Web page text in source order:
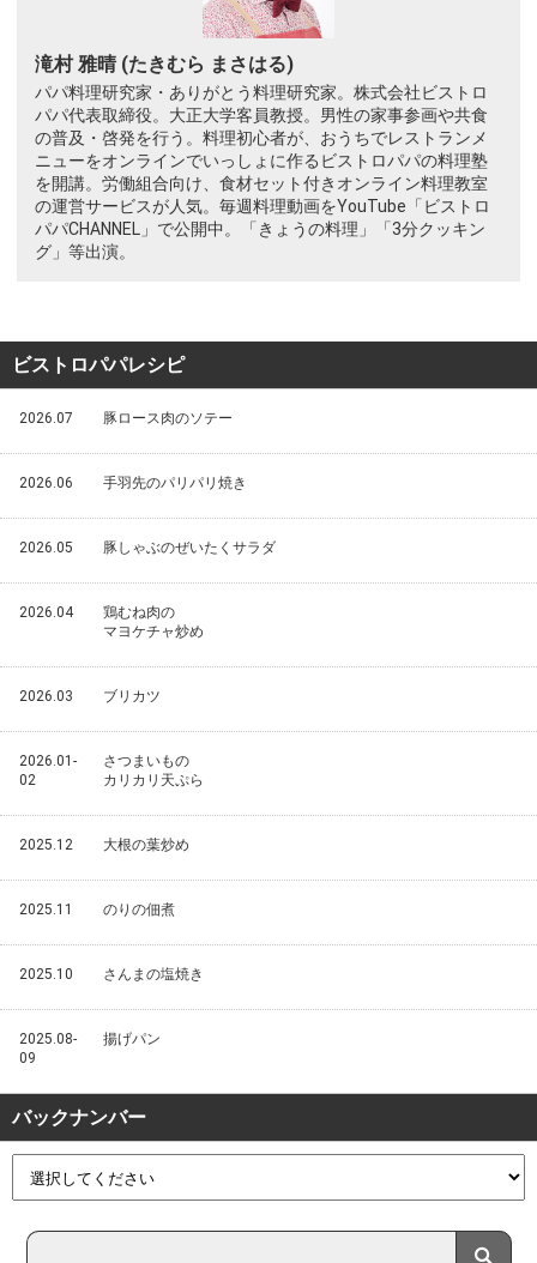
滝村 雅晴 (たきむら まさはる)
パパ料理研究家・ありがとう料理研究家。株式会社ビストロ
パパ代表取締役。大正大学客員教授。男性の家事参画や共食
の普及・啓発を行う。料理初心者が、おうちでレストランメ
ニューをオンラインでいっしょに作るビストロパパの料理塾
を開講。労働組合向け、食材セット付きオンライン料理教室
の運営サービスが人気。毎週料理動画をYouTube「ビストロ
パパCHANNEL」で公開中。「きょうの料理」「3分クッキン
グ」等出演。
ビストロパパレシピ
2026.07 豚ロース肉のソテー
2026.06 手羽先のパリパリ焼き
2026.05 豚しゃぶのぜいたくサラダ
2026.04
鶏むね肉の
マヨケチャ炒め
2026.03 ブリカツ
2026.01-
02
さつまいもの
カリカリ天ぷら
2025.12 大根の葉炒め
2025.11 のりの佃煮
2025.10 さんまの塩焼き
2025.08-
09
揚げパン
バックナンバー